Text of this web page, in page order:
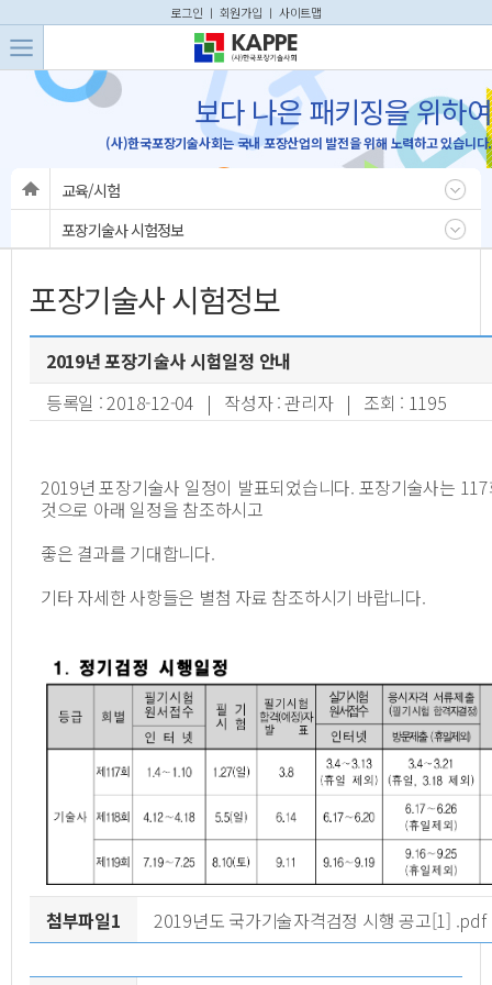
로그인 ㅣ 회원가입 ㅣ 사이트맵
보다 나은 패키징을 위하여
(사)한국포장기술사회는 국내 포장산업의 발전을 위해 노력하고 있습니다.
교육/시험
포장기술사 시험정보
포장기술사 시험정보
2019년 포장기술사 시험일정 안내
등록일 : 2018-12-04 | 작성자 : 관리자 | 조회 : 1195
2019년 포장기술사 일정이 발표되었습니다. 포장기술사는
것으로 아래 일정을 참조하시고
좋은 결과를 기대합니다.
기타 자세한 사항들은 별첨 자료 참조하시기 바랍니다.
첨부파일1 2019년도 국가기술자격검정 시행 공고[1] .pdf